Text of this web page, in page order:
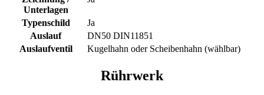
Unterlagen
Typenschild
Ja
Auslauf
DN50 DIN11851
Auslaufventil
Kugelhahn oder Scheibenhahn (wählbar)
Rührwerk